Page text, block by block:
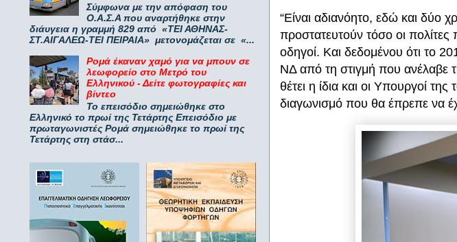
“Είναι αδιανόητο, εδώ και δύο
προστατευτούν τόσο οι
οδηγοί. Και δεδομένου ότι το
ΝΔ από τη στιγμή που ανέλαβε
θέτει η ίδια και οι Υπουργοί
διαγωνισμό που θα έπρεπε να
Σύμφωνα με την απόφαση του
Ο.Α.Σ.Α που αναρτήθηκε στην
διάυγεια η γραμμή 829 από «ΤΕΙ ΑΘΗΝΑΣ-
ΣΤ.ΑΙΓΑΛΕΩ-ΤΕΙ ΠΕΙΡΑΙΑ» μετονομάζεται σε «...
Ρομά έκαναν χαμό για να μπουν σε
λεωφορείο στο Μετρό του
Ελληνικού - Δείτε φωτογραφίες και
βίντεο
Το επεισόδιο σημειώθηκε στο
Ελληνικό το πρωί της Τετάρτης Επεισόδιο με
πρωταγωνιστές Ρομά σημειώθηκε το πρωί της
Τετάρτης στη στάσ...